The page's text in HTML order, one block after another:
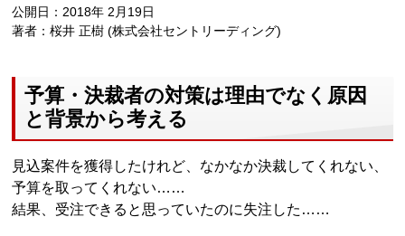
公開日：2018年 2月19日
著者：桜井 正樹 (株式会社セントリーディング)
予算・決裁者の対策は理由でなく原因
と背景から考える
見込案件を獲得したけれど、なかなか決裁してくれない、
予算を取ってくれない……
結果、受注できると思っていたのに失注した……